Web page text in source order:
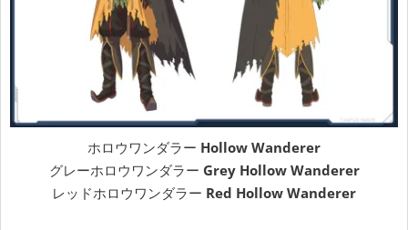
ホロウワンダラー Hollow Wanderer
グレーホロウワンダラー Grey Hollow Wanderer
レッドホロウワンダラー Red Hollow Wanderer